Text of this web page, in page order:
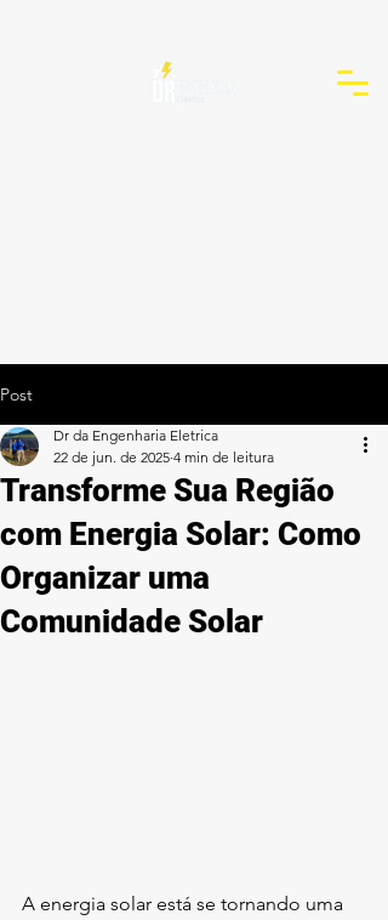
Post
Transforme Sua Região
com Energia Solar: Como
Organizar uma
Comunidade Solar
Dr da Engenharia Eletrica
22 de jun. de 2025 4 min de leitura
A energia solar está se tornando uma